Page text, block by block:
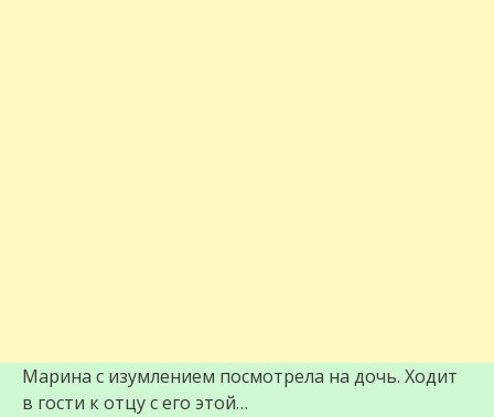
Марина с изумлением посмотрела на дочь. Ходит
в гости к отцу с его этой…